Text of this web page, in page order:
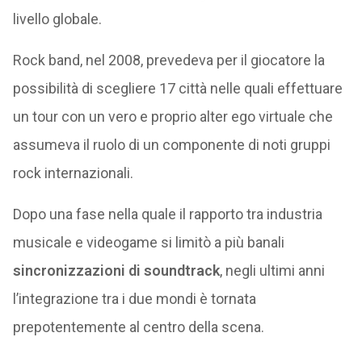
livello globale.
Rock band, nel 2008, prevedeva per il giocatore la
possibilità di scegliere 17 città nelle quali effettuare
un tour con un vero e proprio alter ego virtuale che
assumeva il ruolo di un componente di noti gruppi
rock internazionali.
Dopo una fase nella quale il rapporto tra industria
musicale e videogame si limitò a più banali
sincronizzazioni di soundtrack, negli ultimi anni
l’integrazione tra i due mondi è tornata
prepotentemente al centro della scena.